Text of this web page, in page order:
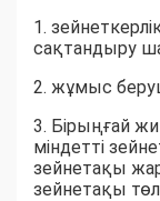
1.
сақтандыру
2. жұмыс
3. Бірыңғай
міндетті
зейнетақы
зейнетақы